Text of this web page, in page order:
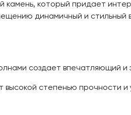
который придает
динамичный и стильный
создает впечатляющий
высокой степенью прочности